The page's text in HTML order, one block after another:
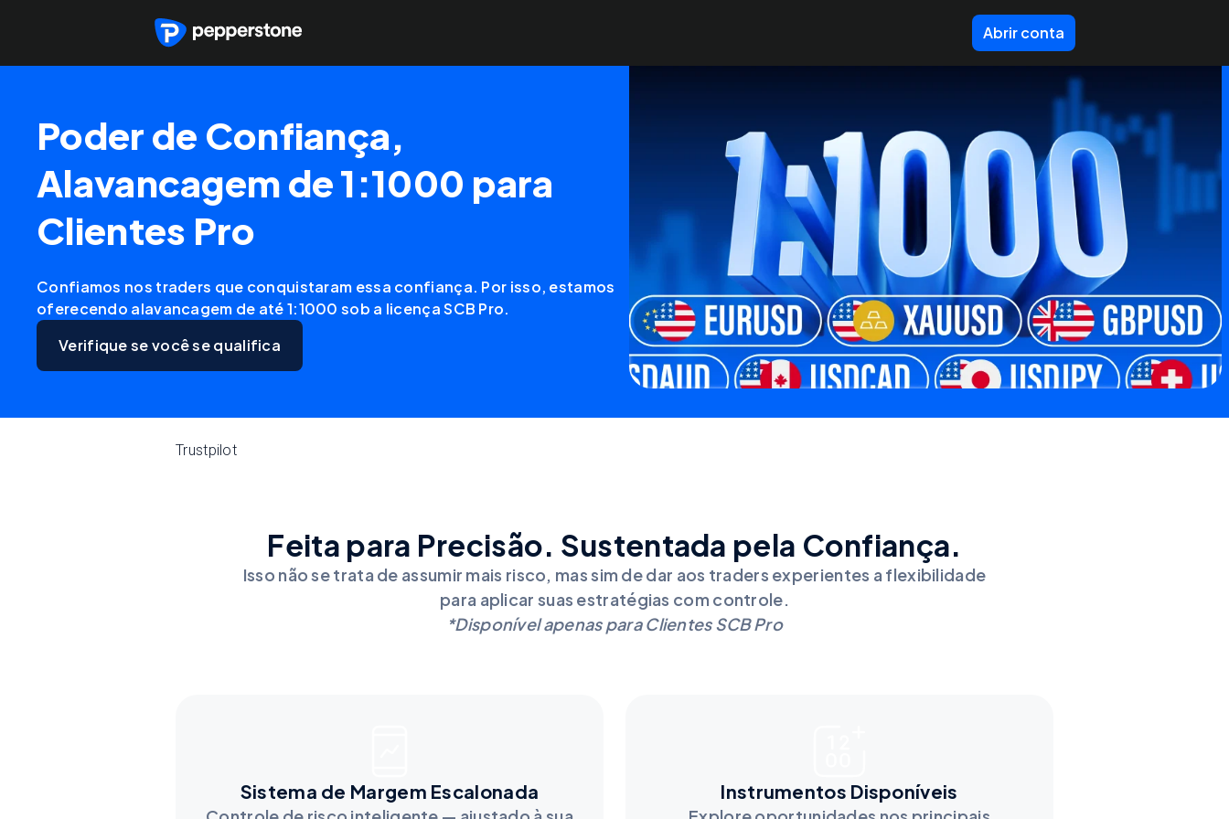
Abrir conta
Poder de Confiança,
Alavancagem de 1:1000 para
Clientes Pro
Confiamos nos traders que conquistaram essa confiança. Por isso, estamos
oferecendo alavancagem de até 1:1000 sob a licença SCB Pro.
Verifique se você se qualifica
Trustpilot
Feita para Precisão. Sustentada pela Confiança.
Isso não se trata de assumir mais risco, mas sim de dar aos traders experientes a flexibilidade
para aplicar suas estratégias com controle.
*Disponível apenas para Clientes SCB Pro
Sistema de Margem Escalonada Instrumentos Disponíveis